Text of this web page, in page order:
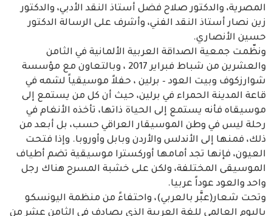
المصرية، والدكتور صلاح فضل أستاذ النقد الأدبي، والدكتور
زين نصار أستاذ النقد الفني، وأشرف على الرسالة الدكتور
حسين الأنصاري.
ونظّمت جمعية الصداقة العربية الألمانية في الثامن
والعشرين من شباط فبراير 2017 ، وبالتعاون مع مؤسسة
شوارزكوف وبيت العود – برلين ، حفلاً موسيقياً لشمه في
قاعة المدينة الحمراء في برلين، حيث أن كل من يستمع إلى
موسيقاه فأنه يستمع إلى الحياة ذاتها، تأخذه الأنغام في
رحلة ليس في وطن الموسيقار العراقي حسب، بل أبعد من
ذلك، فمنها إلى الأندلس والأردن وبابل وأوروبا. وإذا فتحت
العيون، فإنها تجد أمامها أوركسترا موسيقية تضم أطياف
الموسيقى المختلفة، ولكن على خشبة المسرح هناك رجل
واحد والعود عوداً عربيا.
وتحت شعار(عبَّر بالعربي)، واحتفاءً من منظمة اليونسكو
باليوم العالمي للغة العربية الذي يصادف في الثامن عشر من